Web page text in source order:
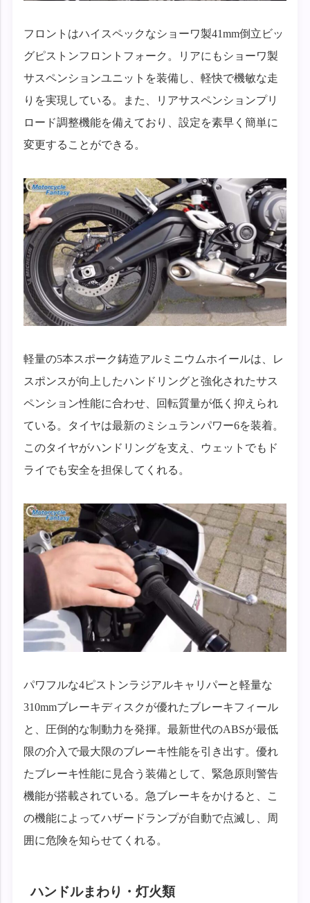
フロントはハイスペックなショーワ製41mm倒立ビッ
グピストンフロントフォーク。リアにもショーワ製
サスペンションユニットを装備し、軽快で機敏な走
りを実現している。また、リアサスペンションプリ
ロード調整機能を備えており、設定を素早く簡単に
変更することができる。
軽量の5本スポーク鋳造アルミニウムホイールは、レ
スポンスが向上したハンドリングと強化されたサス
ペンション性能に合わせ、回転質量が低く抑えられ
ている。タイヤは最新のミシュランパワー6を装着。
このタイヤがハンドリングを支え、ウェットでもド
ライでも安全を担保してくれる。
パワフルな4ピストンラジアルキャリパーと軽量な
310mmブレーキディスクが優れたブレーキフィール
と、圧倒的な制動力を発揮。最新世代のABSが最低
限の介入で最大限のブレーキ性能を引き出す。優れ
たブレーキ性能に見合う装備として、緊急原則警告
機能が搭載されている。急ブレーキをかけると、こ
の機能によってハザードランプが自動で点滅し、周
囲に危険を知らせてくれる。
ハンドルまわり・灯火類